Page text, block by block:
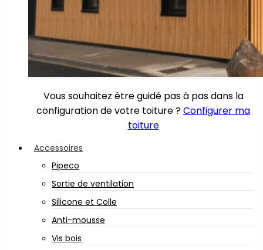
Vous souhaitez être guidé pas à pas dans la
configuration de votre toiture ?Configurer ma
toiture
Accessoires
Pipeco
Sortie de ventilation
Silicone et Colle
Anti-mousse
Vis bois